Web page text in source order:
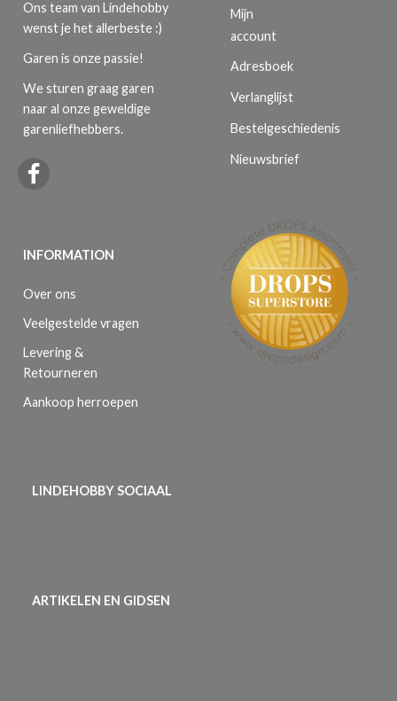
Ons team van Lindehobby
wenst je het allerbeste :)
Garen is onze passie!
We sturen graag garen
naar al onze geweldige
garenliefhebbers.
INFORMATION
Over ons
Veelgestelde vragen
Levering &
Retourneren
Aankoop herroepen
Mijn
account
Adresboek
Verlanglijst
Bestelgeschiedenis
Nieuwsbrief
LINDEHOBBY SOCIAAL
ARTIKELEN EN GIDSEN